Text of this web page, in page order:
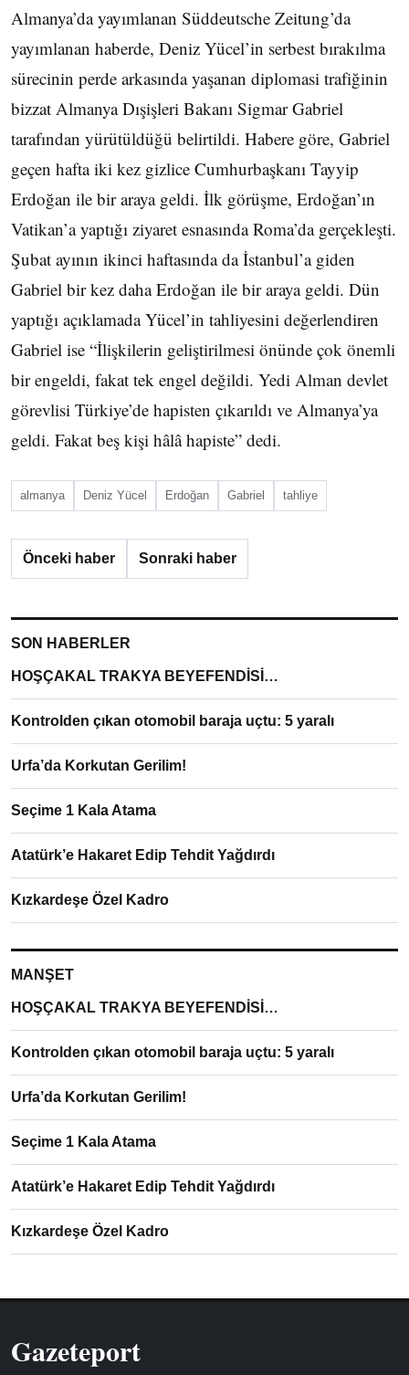
Almanya’da yayımlanan Süddeutsche Zeitung’da
yayımlanan haberde, Deniz Yücel’in serbest bırakılma
sürecinin perde arkasında yaşanan diplomasi trafiğinin
bizzat Almanya Dışişleri Bakanı Sigmar Gabriel
tarafından yürütüldüğü belirtildi. Habere göre, Gabriel
geçen hafta iki kez gizlice Cumhurbaşkanı Tayyip
Erdoğan ile bir araya geldi. İlk görüşme, Erdoğan’ın
Vatikan’a yaptığı ziyaret esnasında Roma’da gerçekleşti.
Şubat ayının ikinci haftasında da İstanbul’a giden
Gabriel bir kez daha Erdoğan ile bir araya geldi. Dün
yaptığı açıklamada Yücel’in tahliyesini değerlendiren
Gabriel ise “İlişkilerin geliştirilmesi önünde çok önemli
bir engeldi, fakat tek engel değildi. Yedi Alman devlet
görevlisi Türkiye’de hapisten çıkarıldı ve Almanya’ya
geldi. Fakat beş kişi hâlâ hapiste” dedi.
almanya Deniz Yücel Erdoğan Gabriel tahliye
Önceki haber Sonraki haber
SON HABERLER
HOŞÇAKAL TRAKYA BEYEFENDİSİ…
Kontrolden çıkan otomobil baraja uçtu: 5 yaralı
Urfa’da Korkutan Gerilim!
Seçime 1 Kala Atama
Atatürk’e Hakaret Edip Tehdit Yağdırdı
Kızkardeşe Özel Kadro
MANŞET
HOŞÇAKAL TRAKYA BEYEFENDİSİ…
Kontrolden çıkan otomobil baraja uçtu: 5 yaralı
Urfa’da Korkutan Gerilim!
Seçime 1 Kala Atama
Atatürk’e Hakaret Edip Tehdit Yağdırdı
Kızkardeşe Özel Kadro
Gazeteport